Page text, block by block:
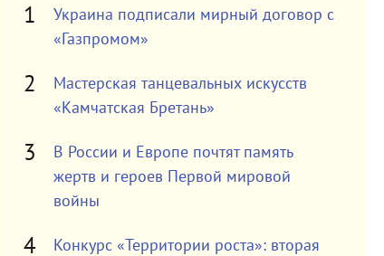
Украина подписали мирный договор с
«Газпромом»
Мастерская танцевальных искусств
«Камчатская Бретань»
В России и Европе почтят память
жертв и героев Первой мировой
войны
Конкурс «Территории роста»: вторая